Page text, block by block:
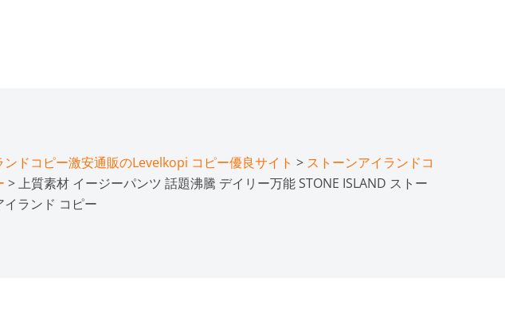
ンドコピー激安通販のLevelkopi コピー優良サイト > ストーンアイランドコ
> 上質素材 イージーパンツ 話題沸騰 デイリー万能 STONE ISLAND ストー
イランド コピー